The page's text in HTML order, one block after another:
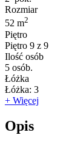
Rozmiar
52 m2
Piętro
Piętro 9 z 9
Ilość osób
5 osób.
Łóżka
Łóżka: 3
+ Więcej
Opis